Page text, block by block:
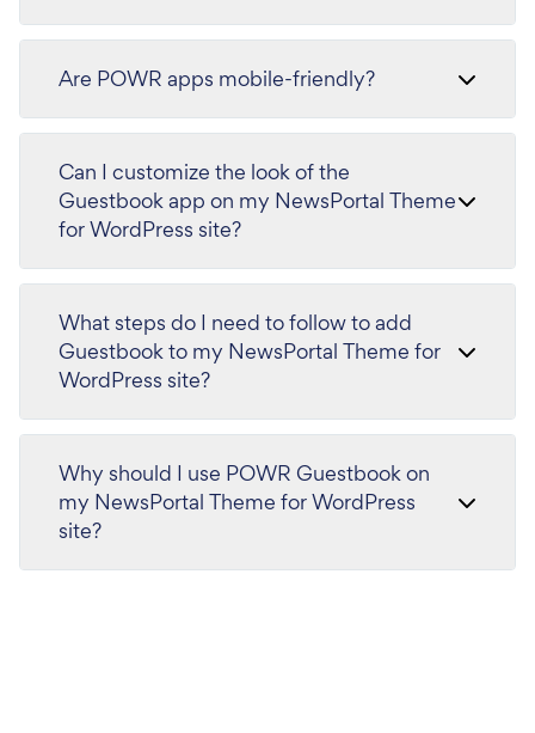
Are POWR apps mobile-friendly?
Can I customize the look of the
Guestbook app on my NewsPortal Theme
for WordPress site?
What steps do I need to follow to add
Guestbook to my NewsPortal Theme for
WordPress site?
Why should I use POWR Guestbook on
my NewsPortal Theme for WordPress
site?